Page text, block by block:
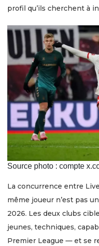
profil qu’ils cherchent à
Source photo : compte
La concurrence entre
même joueur n’est pas
2026. Les deux clubs
jeunes, techniques,
Premier League — et se